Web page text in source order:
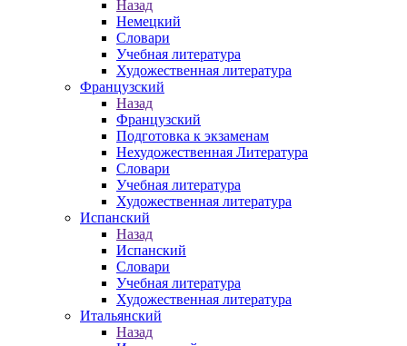
Назад
Немецкий
Словари
Учебная литература
Художественная литература
Французский
Назад
Французский
Подготовка к экзаменам
Нехудожественная Литература
Словари
Учебная литература
Художественная литература
Испанский
Назад
Испанский
Словари
Учебная литература
Художественная литература
Итальянский
Назад